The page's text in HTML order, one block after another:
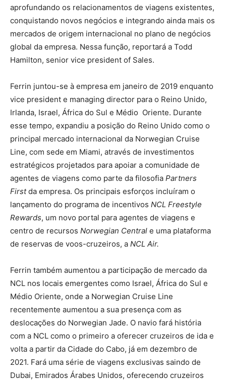
aprofundando os relacionamentos de viagens existentes,
conquistando novos negócios e integrando ainda mais os
mercados de origem internacional no plano de negócios
global da empresa. Nessa função, reportará a Todd
Hamilton, senior vice president of Sales.
Ferrin juntou-se à empresa em janeiro de 2019 enquanto
vice president e managing director para o Reino Unido,
Irlanda, Israel, África do Sul e Médio Oriente. Durante
esse tempo, expandiu a posição do Reino Unido como o
principal mercado internacional da Norwegian Cruise
Line, com sede em Miami, através de investimentos
estratégicos projetados para apoiar a comunidade de
agentes de viagens como parte da filosofia Partners
Firstda empresa. Os principais esforços incluíram o
lançamento do programa de incentivos NCL Freestyle
Rewards, um novo portal para agentes de viagens e
centro de recursos Norwegian Central e uma plataforma
de reservas de voos-cruzeiros, a NCL Air.
Ferrin também aumentou a participação de mercado da
NCL nos locais emergentes como Israel, África do Sul e
Médio Oriente, onde a Norwegian Cruise Line
recentemente aumentou a sua presença com as
deslocações do Norwegian Jade. O navio fará história
com a NCL como o primeiro a oferecer cruzeiros de ida e
volta a partir da Cidade do Cabo, já em dezembro de
2021. Fará uma série de viagens exclusivas saindo de
Dubai, Emirados Árabes Unidos, oferecendo cruzeiros